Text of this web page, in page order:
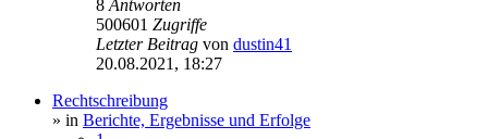
8 Antworten
500601 Zugriffe
Letzter Beitrag von dustin41
20.08.2021, 18:27
Rechtschreibung
» in Berichte, Ergebnisse und Erfolge